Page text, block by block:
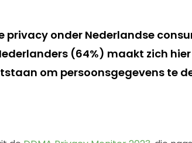
privacy onder Nederlandse
(64%) maakt zich
om persoonsgegevens te